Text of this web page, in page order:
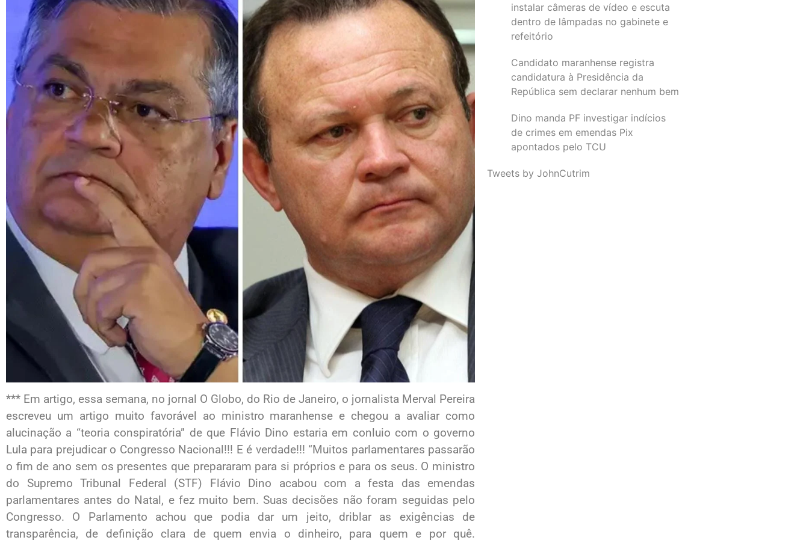
*** Em artigo, essa semana, no jornal O Globo, do Rio de Janeiro, o jornalista Merval Pereira
escreveu um artigo muito favorável ao ministro maranhense e chegou a avaliar como
alucinação a “teoria conspiratória” de que Flávio Dino estaria em conluio com o governo
Lula para prejudicar o Congresso Nacional!!! E é verdade!!! “Muitos parlamentares passarão
o fim de ano sem os presentes que prepararam para si próprios e para os seus. O ministro
do Supremo Tribunal Federal (STF) Flávio Dino acabou com a festa das emendas
parlamentares antes do Natal, e fez muito bem. Suas decisões não foram seguidas pelo
Congresso. O Parlamento achou que podia dar um jeito, driblar as exigências de
transparência, de definição clara de quem envia o dinheiro, para quem e por quê.
instalar câmeras de vídeo e escuta
dentro de lâmpadas no gabinete e
refeitório
Candidato maranhense registra
candidatura à Presidência da
República sem declarar nenhum bem
Dino manda PF investigar indícios
de crimes em emendas Pix
apontados pelo TCU
Tweets by JohnCutrim